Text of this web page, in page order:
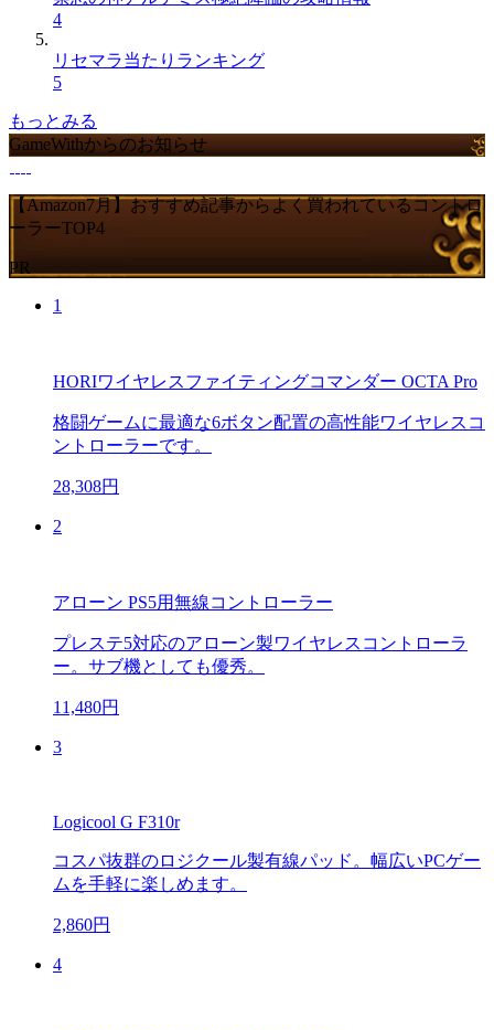
4
リセマラ当たりランキング
5
もっとみる
GameWithからのお知らせ
【Amazon7月】おすすめ記事からよく買われているコントロ
ーラーTOP4
PR
1
HORIワイヤレスファイティングコマンダー OCTA Pro
格闘ゲームに最適な6ボタン配置の高性能ワイヤレスコ
ントローラーです。
28,308円
2
アローン PS5用無線コントローラー
プレステ5対応のアローン製ワイヤレスコントローラ
ー。サブ機としても優秀。
11,480円
3
Logicool G F310r
コスパ抜群のロジクール製有線パッド。幅広いPCゲー
ムを手軽に楽しめます。
2,860円
4